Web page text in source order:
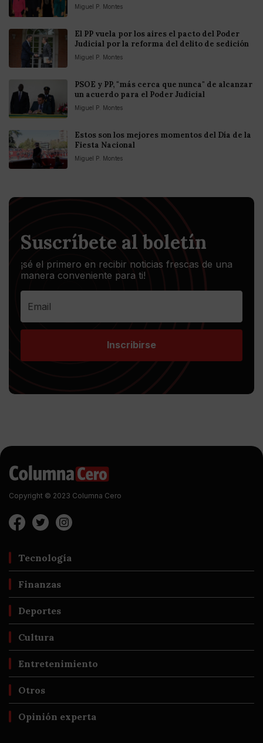
Miguel P. Montes
El PP vuela por los aires el pacto del Poder
Judicial por la reforma del delito de sedición
Miguel P. Montes
PSOE y PP, "más cerca que nunca" de alcanzar
un acuerdo para el Poder Judicial
Miguel P. Montes
Estos son los mejores momentos del Día de la
Fiesta Nacional
Miguel P. Montes
Suscríbete al boletín
¡sé el primero en recibir noticias frescas de una
manera conveniente para ti!
Inscribirse
Copyright © 2023 Columna Cero
Tecnología
Finanzas
Deportes
Cultura
Entretenimiento
Otros
Opinión experta